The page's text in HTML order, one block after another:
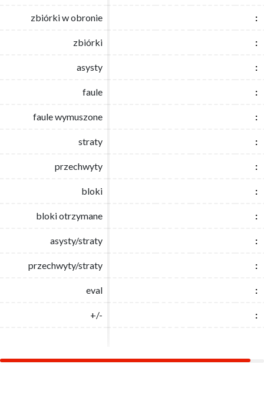
zbiórki w obronie :
zbiórki :
asysty :
faule :
faule wymuszone :
straty :
przechwyty :
bloki :
bloki otrzymane :
asysty/straty :
przechwyty/straty :
eval :
+/- :
zbiórki w obronie :
zbiórki :
asysty :
faule :
faule wymuszone :
straty :
przechwyty :
bloki :
bloki otrzymane :
asysty/straty :
przechwyty/straty :
eval :
+/- :